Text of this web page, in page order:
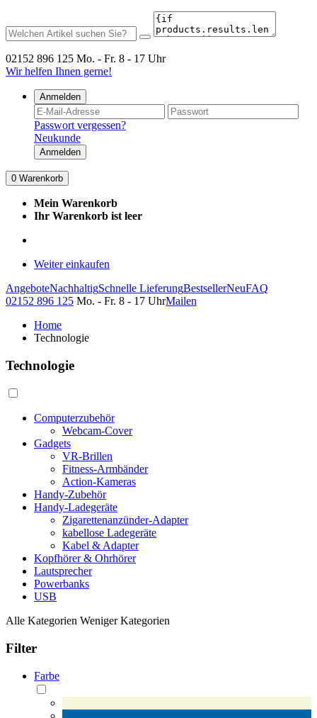
02152 896 125 Mo. - Fr. 8 - 17 Uhr
Wir helfen Ihnen gerne!
Anmelden
Passwort vergessen?
Neukunde
Anmelden
0 Warenkorb
Mein Warenkorb
Ihr Warenkorb ist leer
Weiter einkaufen
AngeboteNachhaltigSchnelle LieferungBestsellerNeuFAQ
02152 896 125 Mo. - Fr. 8 - 17 UhrMailen
Home
Technologie
Technologie
Computerzubehör
Webcam-Cover
Gadgets
VR-Brillen
Fitness-Armbänder
Action-Kameras
Handy-Zubehör
Handy-Ladegeräte
Zigarettenanzünder-Adapter
kabellose Ladegeräte
Kabel & Adapter
Kopfhörer & Ohrhörer
Lautsprecher
Powerbanks
USB
Alle Kategorien Weniger Kategorien
Filter
Farbe